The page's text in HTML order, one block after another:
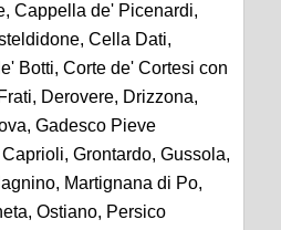
Cappella de' Picenardi,
Cella Dati,
Botti, Corte de' Cortesi con
Derovere, Drizzona,
Gadesco Pieve
Grontardo, Gussola,
Martignana di Po,
Ostiano, Persico